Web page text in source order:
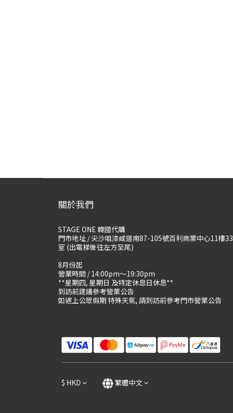
關於我們
STAGE ONE 韓國代購
門市地址 / 尖沙咀漆咸道南87-105號百利商業中心11樓33
室 (出電梯後往左方至尾)
8月份起
營業時間 / 14:00pm～19:30pm
**星期四, 星期日 及特定休息日休息**
到訪前建議參考營業公告
如遇上公眾假期 特殊天氣, 請到訪前參考門市營業公告
$ HKD 繁體中文